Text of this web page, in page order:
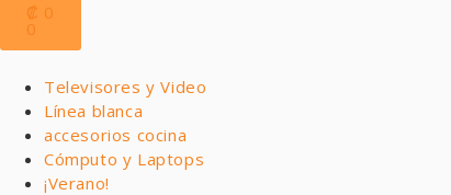
₡ 0
0
Televisores y Video
Línea blanca
accesorios cocina
Cómputo y Laptops
¡Verano!